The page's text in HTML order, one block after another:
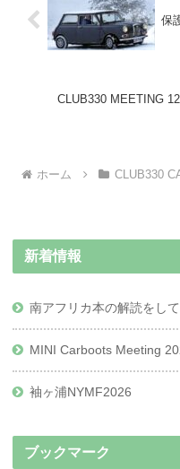
保
CLUB330 MEETING
ホーム CLUB330
新着情報
南アフリカ本の解読をし
MINI Carboots Meeting
袖ヶ浦NYMF2026
ブックマーク